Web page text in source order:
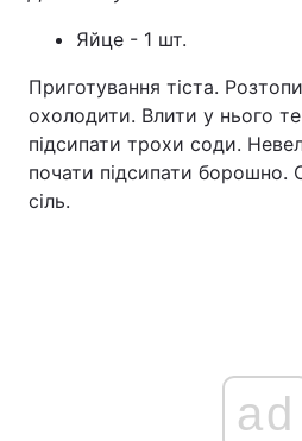
Яйце - 1 шт.
Приготування тіста.
охолодити. Влити у нього
підсипати трохи соди.
почати підсипати борошно.
сіль.
ad